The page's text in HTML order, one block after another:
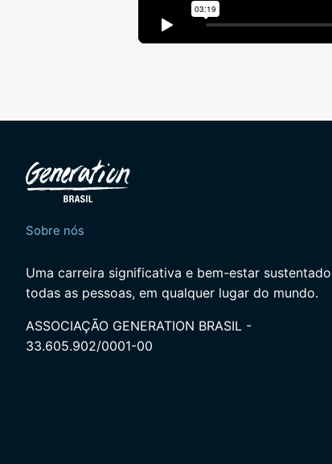
Sobre nós
Uma carreira significativa e bem-estar
todas as pessoas, em qualquer lugar do mundo.
ASSOCIAÇÃO GENERATION BRASIL -
33.605.902/0001-00